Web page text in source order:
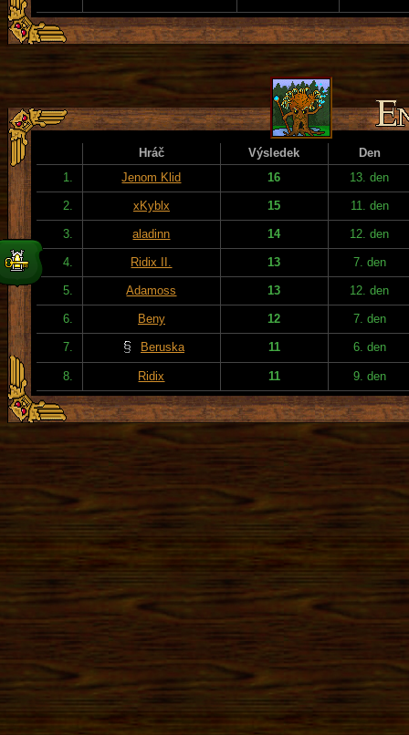
Hráč Výsledek
Den
1.
Jenom Klid 16 13. den
2. xKyblx 15 11. den
3. aladinn 14 12. den
4. Ridix II. 13 7. den
5. Adamoss 13 12. den
6. Beny 12 7. den
7. Beruska 11 6. den
8. Ridix 11 9. den